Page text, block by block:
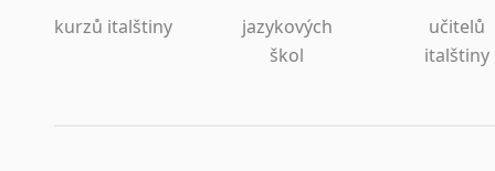
kurzů italštiny
jazykových
škol
učitelů
italštiny